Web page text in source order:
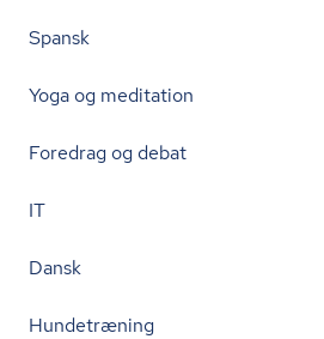
Spansk
Yoga og meditation
Foredrag og debat
IT
Dansk
Hundetræning